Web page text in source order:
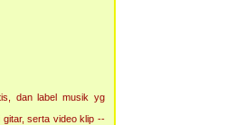
dan label musik yg
serta video klip --